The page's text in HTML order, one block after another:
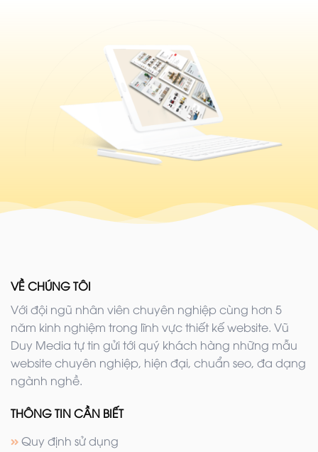
VỀ CHÚNG TÔI
Với đội ngũ nhân viên chuyên nghiệp cùng hơn 5
năm kinh nghiệm trong lĩnh vực thiết kế website. Vũ
Duy Media tự tin gửi tới quý khách hàng những mẫu
website chuyên nghiệp, hiện đại, chuẩn seo, đa dạng
ngành nghề.
THÔNG TIN CẦN BIẾT
Quy định sử dụng